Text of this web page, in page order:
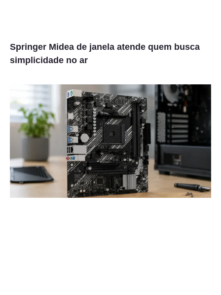
Springer Midea de janela atende quem busca
simplicidade no ar